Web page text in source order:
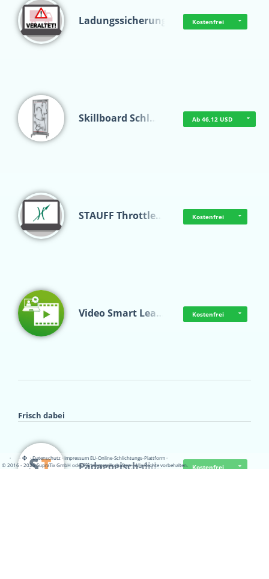
Ladungssicherung Kostenfrei
Skillboard Schl… Ab 46,12 USD
STAUFF Throttle… Kostenfrei
Video Smart Lea… Kostenfrei
Frisch dabei
Pädagogisch-did… Kostenfrei
· · ·Datenschutz·Impressum EU-Online-Schlichtungs-Plattform·
© 2016 - 2026 SupraTix GmbH oder Partnergesellschaften - Alle Rechte vorbehalten.